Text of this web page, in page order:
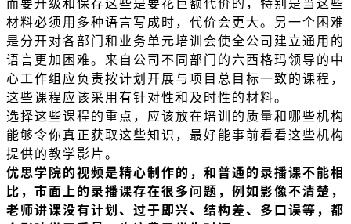
材料必须用多种语言写成时，代价会更大。另一个困难
是分开对各部门和业务单元培训会使全公司建立通用的
语言更加困难。来自公司不同部门的六西格玛领导的中
心工作组应负责按计划开展与项目总目标一致的课程，
这些课程应该采用有针对性和及时性的材料。
选择这些课程的重点，应该放在培训的质量和哪些机构
能够令你真正获取这些知识，最好能事前看看这些机构
提供的教学影片。
优思学院的视频是精心制作的，和普通的录播课不能相
比，巿面上的录播课存在很多问题，例如影像不清楚，
老师讲课没有计划、过于即兴、结构差、多口误等，都